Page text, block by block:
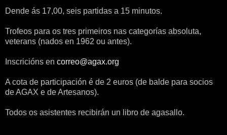
Dende ás 17,00, seis partidas a 15 minutos.
Trofeos para os tres primeiros nas categorías absoluta,
veterans (nados en 1962 ou antes).
Inscricións en correo@agax.org
A cota de participación é de 2 euros (de balde para socios
de AGAX e de Artesanos).
Todos os asistentes recibirán un libro de agasallo.